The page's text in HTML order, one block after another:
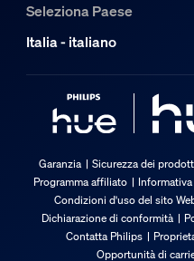
Seleziona Paese
Italia - italiano
Garanzia Sicurezza dei
Programma affiliato
Condizioni d'uso del sito
Dichiarazione di conformità
Contatta Philips
Opportunità di